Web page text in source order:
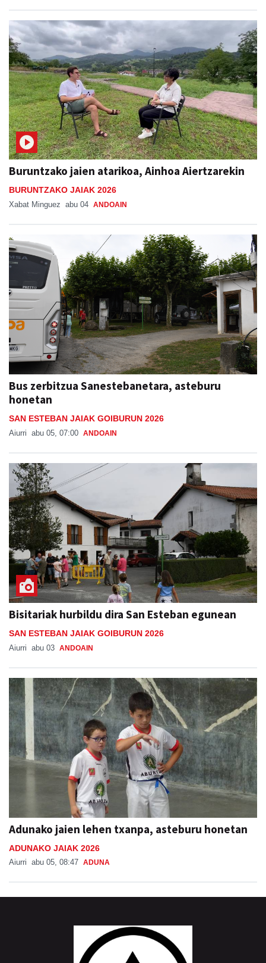
Buruntzako jaien atarikoa, Ainhoa Aiertzarekin
BURUNTZAKO JAIAK 2026
Xabat Minguez abu 04 ANDOAIN
Bus zerbitzua Sanestebanetara, asteburu
honetan
SAN ESTEBAN JAIAK GOIBURUN 2026
Aiurri abu 05, 07:00 ANDOAIN
Bisitariak hurbildu dira San Esteban egunean
SAN ESTEBAN JAIAK GOIBURUN 2026
Aiurri abu 03 ANDOAIN
Adunako jaien lehen txanpa, asteburu honetan
ADUNAKO JAIAK 2026
Aiurri abu 05, 08:47 ADUNA